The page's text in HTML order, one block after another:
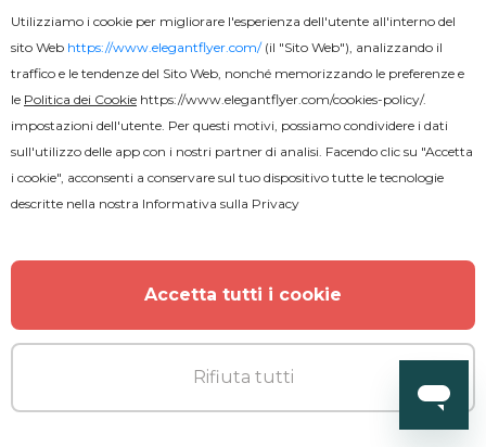
Premium
Utilizziamo i cookie per migliorare l'esperienza dell'utente all'interno del
sito Web https://www.elegantflyer.com/(il "Sito Web"), analizzando il
traffico e le tendenze del Sito Web, nonché memorizzando le preferenze e
le Politica dei Cookie https://www.elegantflyer.com/cookies-policy/.
impostazioni dell'utente. Per questi motivi, possiamo condividere i dati
sull'utilizzo delle app con i nostri partner di analisi. Facendo clic su "Accetta
i cookie", acconsenti a conservare sul tuo dispositivo tutte le tecnologie
descritte nella nostra Informativa sulla Privacy
Accetta tutti i cookie
Rifiuta tutti